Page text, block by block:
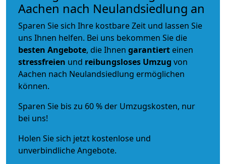
Aachen nach Neulandsiedlung an
Sparen Sie sich Ihre kostbare Zeit und lassen Sie
uns Ihnen helfen. Bei uns bekommen Sie die
besten Angebote, die Ihnen garantiert einen
stressfreien und reibungsloses Umzug von
Aachen nach Neulandsiedlung ermöglichen
können.
Sparen Sie bis zu 60 % der Umzugskosten, nur
bei uns!
Holen Sie sich jetzt kostenlose und
unverbindliche Angebote.